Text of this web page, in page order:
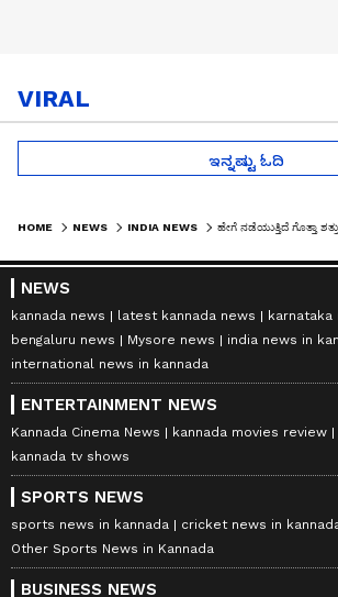
VIRAL
ಇನ್ನಷ್ಟು ಓದಿ
HOME NEWS INDIA NEWS
NEWS
kannada news latest kannada news
karnataka
bengaluru news
Mysore news
india news in
international news in kannada
ENTERTAINMENT NEWS
Kannada Cinema News kannada movies review
kannada tv shows
SPORTS NEWS
sports news in kannada
cricket news in
Other Sports News in Kannada
BUSINESS NEWS